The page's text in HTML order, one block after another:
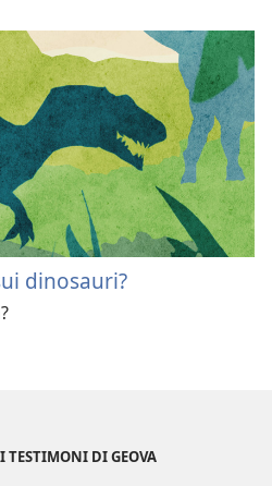
dinosauri?
TESTIMONI DI GEOVA